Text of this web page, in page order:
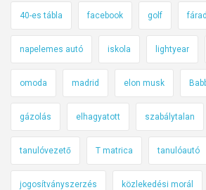
40-es tábla facebook golf
napelemes autó iskola lightyear
omoda madrid elon musk
gázolás elhagyatott szabálytalan
tanulóvezető T matrica tanulóautó
jogosítványszerzés közlekedési morál